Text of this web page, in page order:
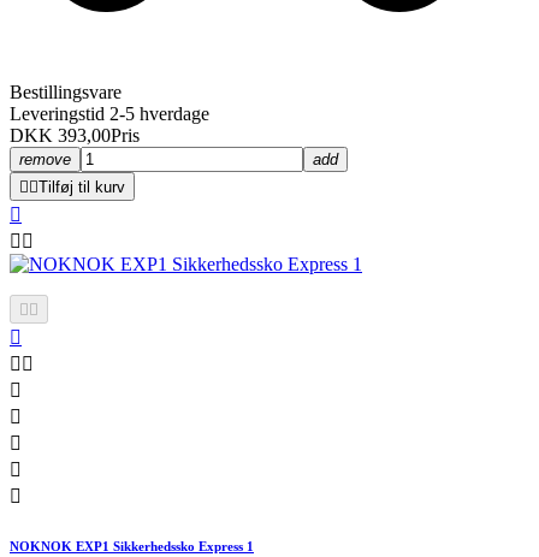
Bestillingsvare
Leveringstid 2-5 hverdage
DKK 393,00Pris
remove
add
 Tilføj til kurv

 
 

 





NOKNOK EXP1 Sikkerhedssko Express 1